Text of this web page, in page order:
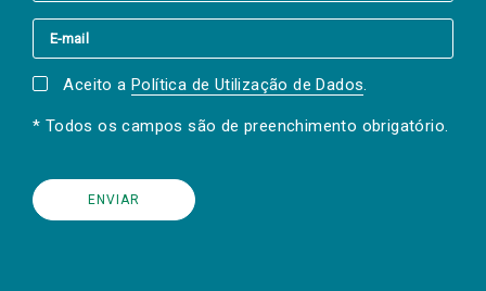
Aceito a Política de Utilização de Dados.
* Todos os campos são de preenchimento obrigatório.